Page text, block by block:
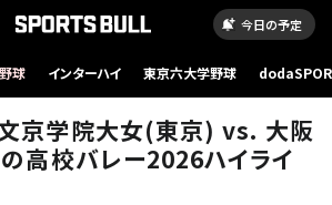
今日の予定
球 インターハイ 東京六大学野球
京学院大女(東京) vs. 大阪
高校バレー2026ハイライ